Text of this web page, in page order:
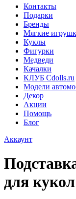
Контакты
Подарки
Бренды
Мягкие
Куклы
Фигурки
Медведи
Качалки
КЛУБ Cdolls.ru
Модели
Декор
Акции
Помощь
Блог
Аккаунт
для